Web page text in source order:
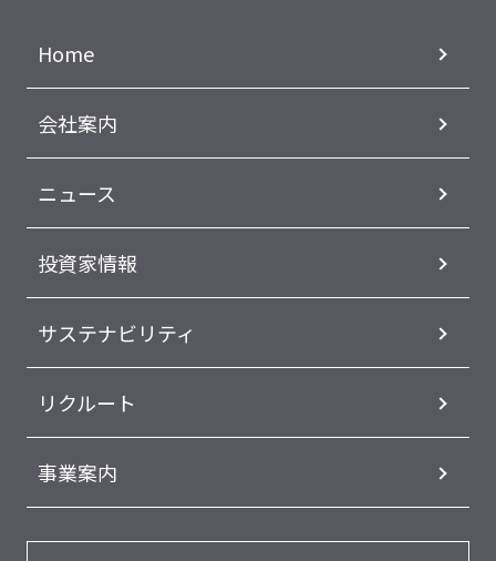
Home
会社案内
ニュース
投資家情報
サステナビリティ
リクルート
事業案内